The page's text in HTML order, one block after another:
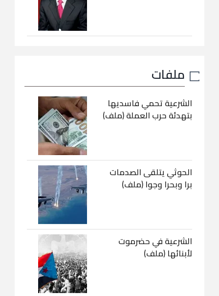
ملفات
الشرعية تحمي فاسديها
بتهدئة حرب العملة (ملف)
الحوثي يتلقى الصدمات
برا وبحرا وجوا (ملف)
الشرعية في حضرموت
لأبنائها (ملف)